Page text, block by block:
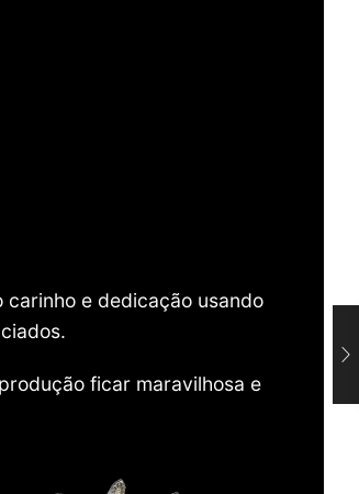
e dedicação usando
ficar maravilhosa e